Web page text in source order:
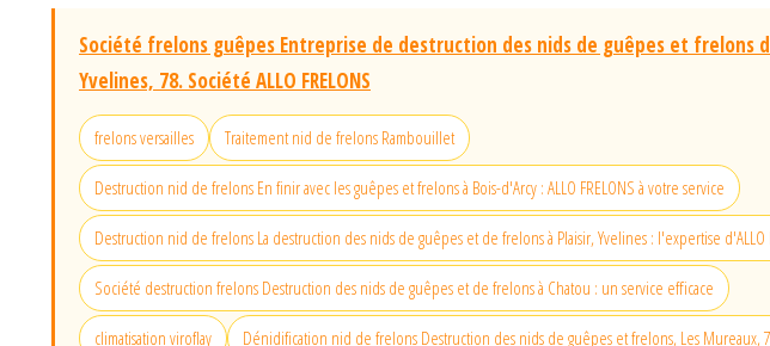
Société frelons guêpes Entreprise de destruction des nids de guêpes et frelons
Yvelines, 78. Société ALLO FRELONS
frelons versailles Traitement nid de frelons Rambouillet
Destruction nid de frelons En finir avec les guêpes et frelons à Bois-d'Arcy : ALLO FRELONS à votre service
Destruction nid de frelons La destruction des nids de guêpes et de frelons à Plaisir, Yvelines : l'expertise d'ALLO
Société destruction frelons Destruction des nids de guêpes et de frelons à Chatou : un service efficace
climatisation viroflay Dénidification nid de frelons Destruction des nids de guêpes et frelons, Les Mureaux,